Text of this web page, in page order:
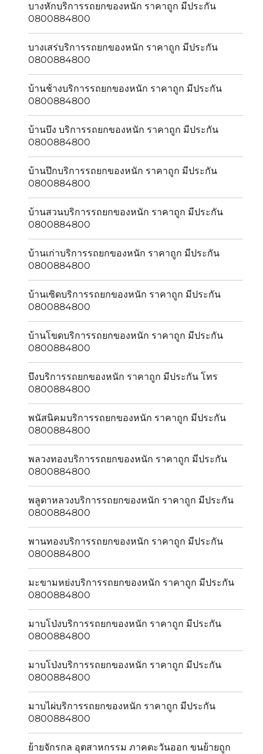
บางหักบริการรถยกของหนัก ราคาถูก มีประกัน
0800884800
บางเสร่บริการรถยกของหนัก ราคาถูก มีประกัน
0800884800
บ้านช้างบริการรถยกของหนัก ราคาถูก มีประกัน
0800884800
บ้านบึง บริการรถยกของหนัก ราคาถูก มีประกัน
0800884800
บ้านปึกบริการรถยกของหนัก ราคาถูก มีประกัน
0800884800
บ้านสวนบริการรถยกของหนัก ราคาถูก มีประกัน
0800884800
บ้านเก่าบริการรถยกของหนัก ราคาถูก มีประกัน
0800884800
บ้านเซิดบริการรถยกของหนัก ราคาถูก มีประกัน
0800884800
บ้านโขดบริการรถยกของหนัก ราคาถูก มีประกัน
0800884800
บึงบริการรถยกของหนัก ราคาถูก มีประกัน โทร
0800884800
พนัสนิคมบริการรถยกของหนัก ราคาถูก มีประกัน
0800884800
พลวงทองบริการรถยกของหนัก ราคาถูก มีประกัน
0800884800
พลูตาหลวงบริการรถยกของหนัก ราคาถูก มีประกัน
0800884800
พานทองบริการรถยกของหนัก ราคาถูก มีประกัน
0800884800
มะขามหย่งบริการรถยกของหนัก ราคาถูก มีประกัน
0800884800
มาบโป่งบริการรถยกของหนัก ราคาถูก มีประกัน
0800884800
มาบโป่งบริการรถยกของหนัก ราคาถูก มีประกัน
0800884800
มาบไผ่บริการรถยกของหนัก ราคาถูก มีประกัน
0800884800
ย้ายจักรกล อุตสาหกรรม ภาคตะวันออก ขนย้ายถูก